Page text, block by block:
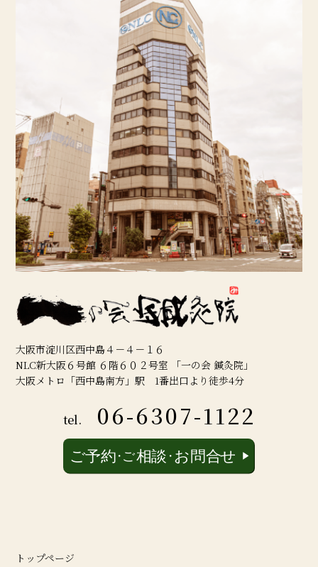
大阪市淀川区西中島４－４－１６
NLC新大阪６号館 ６階６０２号室 「一の会 鍼灸院」
大阪メトロ「西中島南方」駅 1番出口より徒歩4分
tel. 06-6307-1122
トップページ